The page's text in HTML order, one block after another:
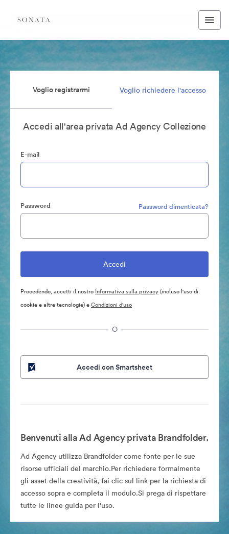
Voglio registrarmi Voglio richiedere l'accesso
Accedi all'area privata Ad Agency Collezione
E-mail
Password Password dimenticata?
Procedendo, accetti il nostro Informativa sulla privacy(incluso l'uso di
cookie e altre tecnologie) eCondizioni d'uso
O
Accedi con Smartsheet
Benvenuti alla Ad Agency privata Brandfolder.
Ad Agency utilizza Brandfolder come fonte per le sue
risorse ufficiali del marchio.Per richiedere formalmente
gli asset della creatività, fai clic sul link per la richiesta di
accesso sopra e completa il modulo.Si prega di rispettare
tutte le linee guida per l'uso.